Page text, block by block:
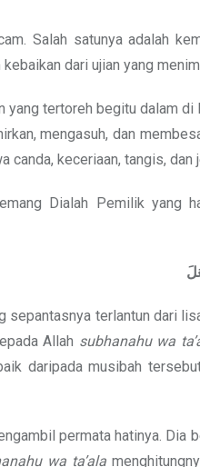
Salah satunya adalah
dari ujian yang
yang tertoreh begitu dalam di
mengasuh, dan
canda, keceriaan, tangis, dan
Dialah Pemilik yang
sepantasnya terlantun dari
Allah subhanahu wa
daripada musibah
permata hatinya. Dia
wa ta’ala